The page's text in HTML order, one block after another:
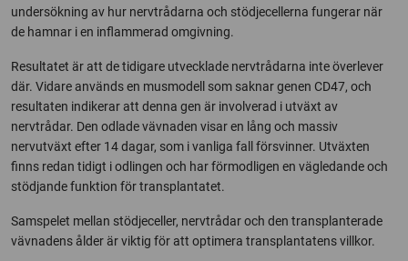
undersökning av hur nervtrådarna och stödjecellerna fungerar när
de hamnar i en inflammerad omgivning.
Resultatet är att de tidigare utvecklade nervtrådarna inte överlever
där. Vidare används en musmodell som saknar genen CD47, och
resultaten indikerar att denna gen är involverad i utväxt av
nervtrådar. Den odlade vävnaden visar en lång och massiv
nervutväxt efter 14 dagar, som i vanliga fall försvinner. Utväxten
finns redan tidigt i odlingen och har förmodligen en vägledande och
stödjande funktion för transplantatet.
Samspelet mellan stödjeceller, nervtrådar och den transplanterade
vävnadens ålder är viktig för att optimera transplantatens villkor.